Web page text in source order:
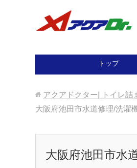
トップ
アクアドクター| トイレ詰
大阪府池田市水道修理/洗濯
大阪府池田市水